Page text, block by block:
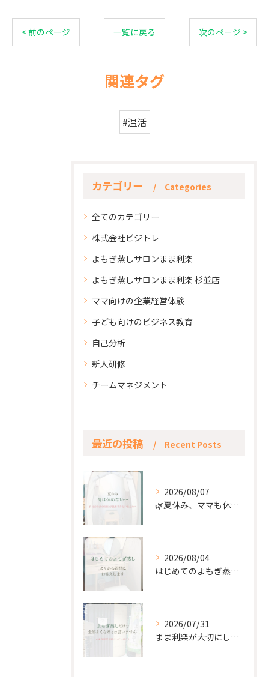
< 前のページ 一覧に戻る 次のページ >
関連タグ
#温活
カテゴリー Categories
全てのカテゴリー
株式会社ビジトレ
よもぎ蒸しサロンまま利楽
よもぎ蒸しサロンまま利楽 杉並店
ママ向けの企業経営体験
子ども向けのビジネス教育
自己分析
新人研修
チームマネジメント
最近の投稿 Recent Posts
2026/08/07
🌿夏休み、ママも休もう🌿
2026/08/04
はじめてのよもぎ蒸し。
2026/07/31
まま利楽が大切にしていること✨